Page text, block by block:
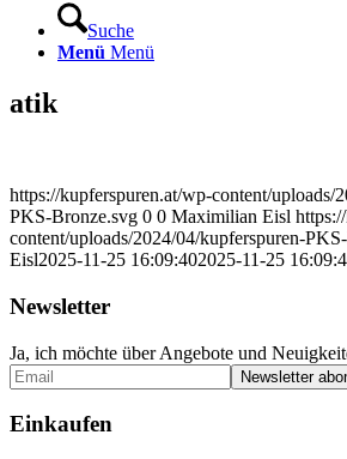
Suche
Menü Menü
atik
https://kupferspuren.at/wp-content/uploads/
PKS-Bronze.svg 0 0 Maximilian Eisl
content/uploads/2024/04/kupferspuren-
Eisl2025-11-25 16:09:402025-11-25
Newsletter
Ja, ich möchte über Angebote und
Einkaufen